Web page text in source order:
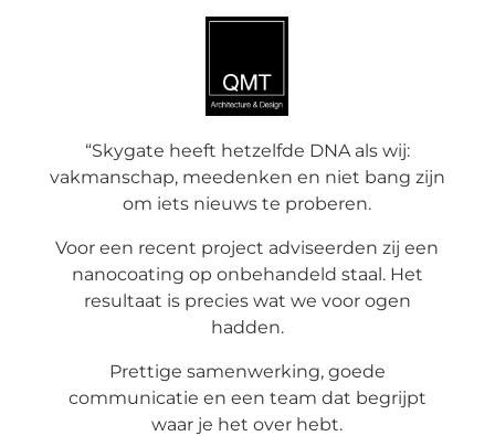
“Skygate heeft hetzelfde DNA als wij:
vakmanschap, meedenken en niet bang zijn
om iets nieuws te proberen.
Voor een recent project adviseerden zij een
nanocoating op onbehandeld staal. Het
resultaat is precies wat we voor ogen
hadden.
Prettige samenwerking, goede
communicatie en een team dat begrijpt
waar je het over hebt.